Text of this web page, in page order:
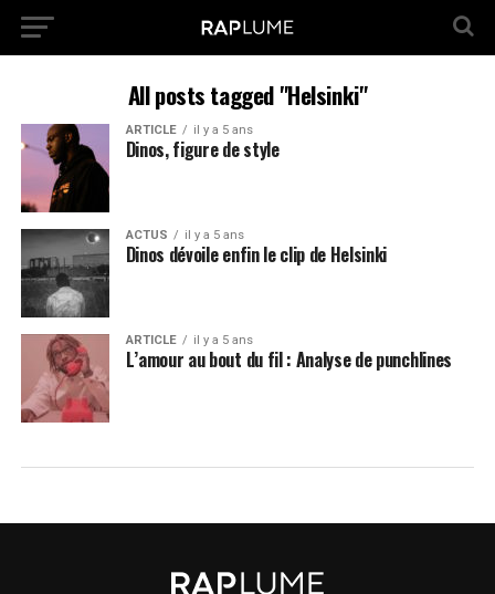
All posts tagged "Helsinki"
ARTICLE il y a 5 ans
Dinos, figure de style
ACTUS il y a 5 ans
Dinos dévoile enfin le clip de Helsinki
ARTICLE il y a 5 ans
L’amour au bout du fil : Analyse de punchlines